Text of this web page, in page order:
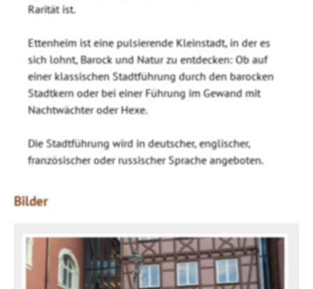
Rarität ist.
Ettenheim ist eine pulsierende Kleinstadt, in der es
sich lohnt, Barock und Natur zu entdecken: Ob auf
einer klassischen Stadtführung durch den barocken
Stadtkern oder bei einer Führung im Gewand mit
Nachtwächter oder Hexe.
Die Stadtführung wird in deutscher, englischer,
französischer oder russischer Sprache angeboten.
Bilder